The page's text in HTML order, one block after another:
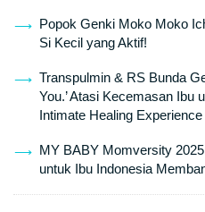
Popok Genki Moko Moko
Si Kecil yang Aktif!
Transpulmin & RS Bunda
You.’ Atasi Kecemasan Ibu
Intimate Healing Experience
MY BABY Momversity
untuk Ibu Indonesia